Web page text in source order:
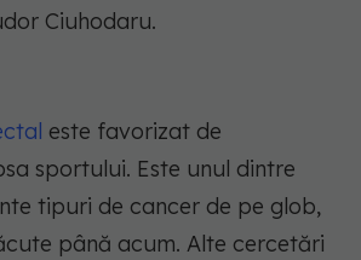
Ciuhodaru.
este favorizat de
sportului. Este unul dintre
tipuri de cancer de pe glob,
până acum. Alte cercetări